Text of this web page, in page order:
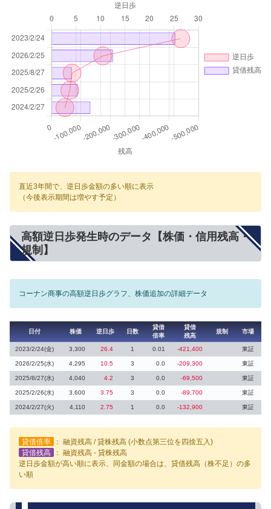
直近3年間で、逆日歩金額の多い順に表示
（今後表示期間は増やす予定）
高額逆日歩発生時のデータ【株価・信用残高・
規制】
コーナン商事の高額逆日歩グラフ、株価追加の詳細データ
日付 株価 逆日歩 日数
貸借
倍率
貸借
残高
規制 市場
2023/2/24(金) 3,300 26.4 1 0.01 -421,400 東証
2026/2/25(水) 4,295 10.5 3 0.0 -209,300 東証
2025/8/27(水) 4,040 4.2 3 0.0 -69,500 東証
2025/2/26(水) 3,600 3.75 3 0.0 -89,700 東証
2024/2/27(火) 4,110 2.75 1 0.0 -132,900 東証
貸借倍率
： 融資残高 / 貸株残高 (小数点第三位を四捨五入)
貸借残高
： 融資残高 - 貸株残高
逆日歩金額が高い順に表示、同金額の場合は、貸借残高（株不足）の多
い順